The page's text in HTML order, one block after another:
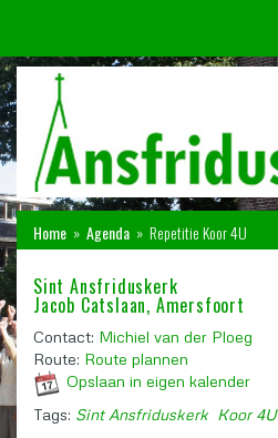
Home » Agenda » Repetitie Koor 4U
Sint Ansfriduskerk
Jacob Catslaan, Amersfoort
Contact: Michiel van der Ploeg
Route: Route plannen
Opslaan in eigen kalender
Tags: Sint Ansfriduskerk Koor 4U